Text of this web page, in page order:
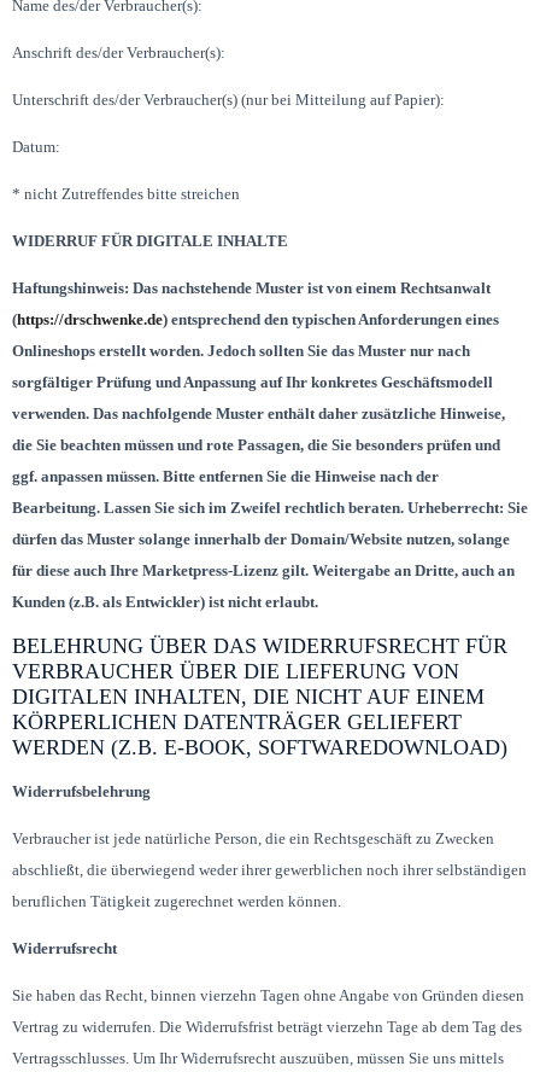
Name des/der Verbraucher(s):
Anschrift des/der Verbraucher(s):
Unterschrift des/der Verbraucher(s) (nur bei Mitteilung auf Papier):
Datum:
* nicht Zutreffendes bitte streichen
WIDERRUF FÜR DIGITALE INHALTE
Haftungshinweis: Das nachstehende Muster ist von einem Rechtsanwalt
(https://drschwenke.de) entsprechend den typischen Anforderungen eines
Onlineshops erstellt worden. Jedoch sollten Sie das Muster nur nach
sorgfältiger Prüfung und Anpassung auf Ihr konkretes Geschäftsmodell
verwenden. Das nachfolgende Muster enthält daher zusätzliche Hinweise,
die Sie beachten müssen und rote Passagen, die Sie besonders prüfen und
ggf. anpassen müssen. Bitte entfernen Sie die Hinweise nach der
Bearbeitung. Lassen Sie sich im Zweifel rechtlich beraten. Urheberrecht: Sie
dürfen das Muster solange innerhalb der Domain/Website nutzen, solange
für diese auch Ihre Marketpress-Lizenz gilt. Weitergabe an Dritte, auch an
Kunden (z.B. als Entwickler) ist nicht erlaubt.
BELEHRUNG ÜBER DAS WIDERRUFSRECHT FÜR
VERBRAUCHER ÜBER DIE LIEFERUNG VON
DIGITALEN INHALTEN, DIE NICHT AUF EINEM
KÖRPERLICHEN DATENTRÄGER GELIEFERT
WERDEN (Z.B. E-BOOK, SOFTWAREDOWNLOAD)
Widerrufsbelehrung
Verbraucher ist jede natürliche Person, die ein Rechtsgeschäft zu Zwecken
abschließt, die überwiegend weder ihrer gewerblichen noch ihrer selbständigen
beruflichen Tätigkeit zugerechnet werden können.
Widerrufsrecht
Sie haben das Recht, binnen vierzehn Tagen ohne Angabe von Gründen diesen
Vertrag zu widerrufen. Die Widerrufsfrist beträgt vierzehn Tage ab dem Tag des
Vertragsschlusses. Um Ihr Widerrufsrecht auszuüben, müssen Sie uns mittels